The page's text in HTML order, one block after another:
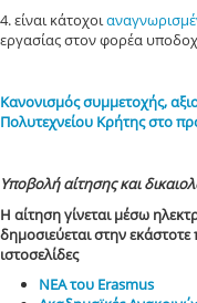
4. είναι κάτοχοι
εργασίας στον φορέα
Κανονισμός συμμετοχής,
Πολυτεχνείου Κρήτης στο
Υποβολή αίτησης και
Η αίτηση γίνεται μέσω
δημοσιεύεται στην
ιστοσελίδες
ΝΕΑ του Erasmus